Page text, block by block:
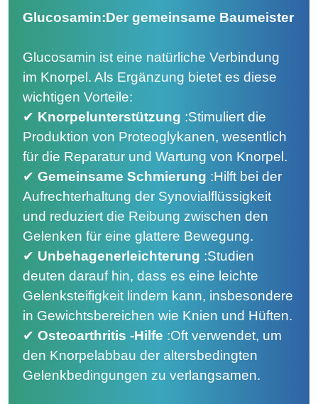
Glucosamin:Der gemeinsame Baumeister
Glucosamin ist eine natürliche Verbindung
im Knorpel. Als Ergänzung bietet es diese
wichtigen Vorteile:
✔ Knorpelunterstützung :Stimuliert die
Produktion von Proteoglykanen, wesentlich
für die Reparatur und Wartung von Knorpel.
✔ Gemeinsame Schmierung :Hilft bei der
Aufrechterhaltung der Synovialflüssigkeit
und reduziert die Reibung zwischen den
Gelenken für eine glattere Bewegung.
✔ Unbehagenerleichterung :Studien
deuten darauf hin, dass es eine leichte
Gelenksteifigkeit lindern kann, insbesondere
in Gewichtsbereichen wie Knien und Hüften.
✔ Osteoarthritis -Hilfe :Oft verwendet, um
den Knorpelabbau der altersbedingten
Gelenkbedingungen zu verlangsamen.